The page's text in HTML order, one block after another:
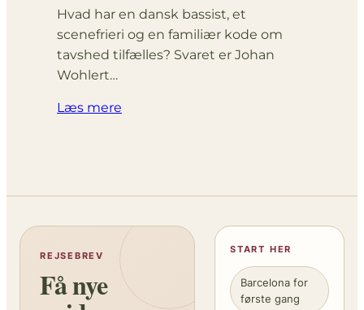
Hvad har en dansk bassist, et
scenefrieri og en familiær kode om
tavshed tilfælles? Svaret er Johan
Wohlert…
Læs mere
REJSEBREV
Få nye
START HER
Barcelona for
første gang